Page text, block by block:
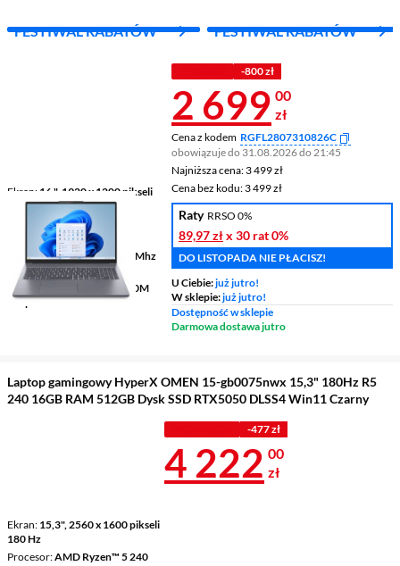
FESTIWAL RABATÓW FESTIWAL RABATÓW
Ekran 16 ", 1920 x 1200 pikseli
60 Hz
Procesor AMD Ryzen™ 5
7535HS
Pamięć 24 GB DDR5 4800 Mhz
RAM
Grafika
AMD Radeon™ 660M
Graphics
-800 zł
Cena 2 699
2 699 00
zł
Cena z kodem RGFL2807310826C
obowiązuje do 31.08.2026 do 21:45
Najniższa cena: 3 499 zł
Najniższa cena:3 499 zł
Cena bez kodu: 3 499 zł
Cena bez kodu:3 499 zł
Raty RRSO 0%
89,97 złx 30 rat0%
DO LISTOPADA NIE PŁACISZ!
U Ciebie:już jutro!
W sklepie:już jutro!
Dostępność w sklepie
Darmowa dostawa jutro
Laptop gamingowy HyperX OMEN 15-gb0075nwx 15,3" 180Hz R5
240 16GB RAM 512GB Dysk SSD RTX5050 DLSS4 Win11 Czarny
Ekran 15,3", 2560 x 1600 pikseli
180 Hz
Procesor AMD Ryzen™ 5 240
-477 zł
Cena 4 222 zł
4 222 00
zł